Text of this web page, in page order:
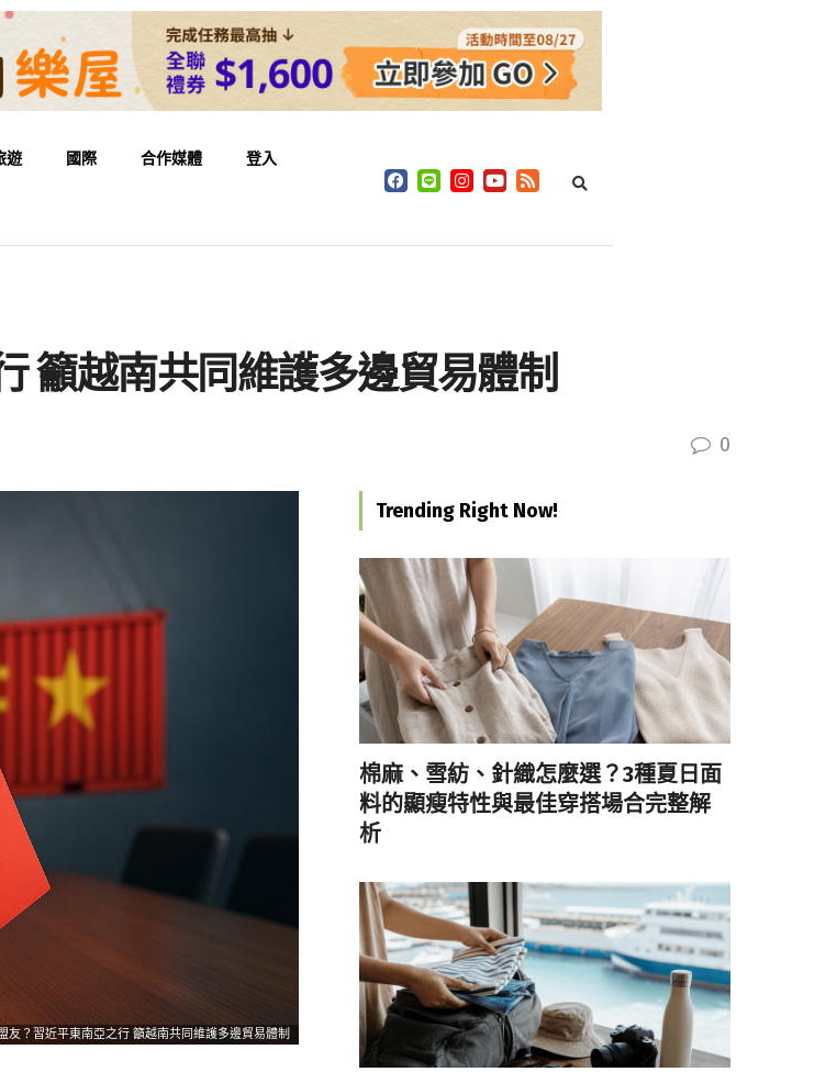
遊 國際 合作媒體 登入
籲越南共同維護多邊貿易體制
0
友？習近平東南亞之行 籲越南共同維護多邊貿易體制
Trending Right Now!
棉麻、雪紡、針織怎麼選？3種夏日面
料的顯瘦特性與最佳穿搭場合完整解
析